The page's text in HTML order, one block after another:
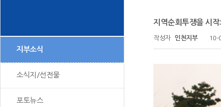
지부소식
소식지/선전물
포토뉴스
지역순회투쟁을 시
작성자 인천지부 10-